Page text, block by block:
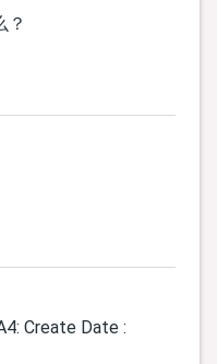
？
Create Date :